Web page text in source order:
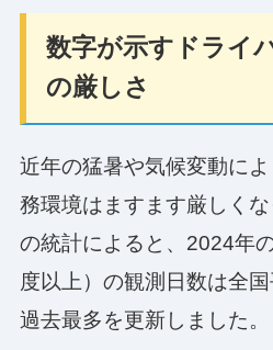
数字が示すドライ
の厳しさ
近年の猛暑や気候変動に
務環境はますます厳しく
の統計によると、2024年
度以上）の観測日数は全国
過去最多を更新しました。